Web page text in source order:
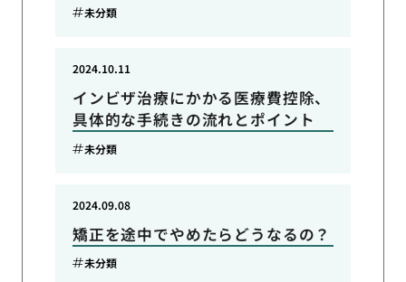
未分類
インビザ治療にかかる医療費控除、
具体的な手続きの流れとポイント
2024.10.11
未分類
矯正を途中でやめたらどうなるの？
2024.09.08
未分類